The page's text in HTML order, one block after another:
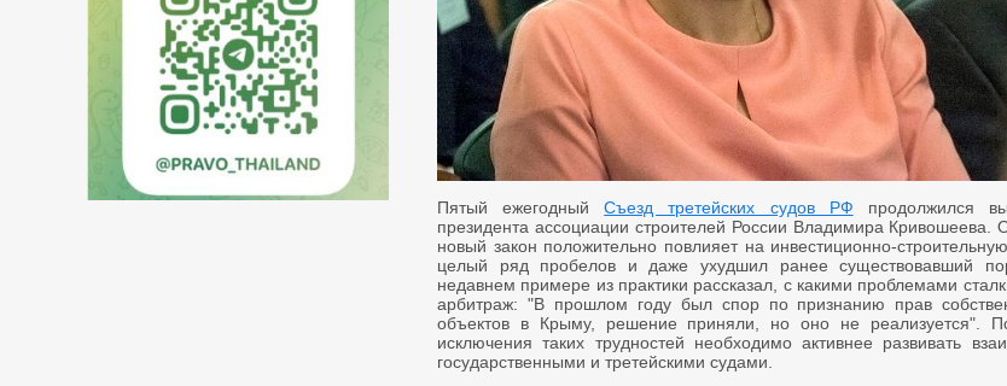
Пятый ежегодныйСъезд третейских судов РФ продолжился
президента ассоциации строителей России Владимира Кривошеева.
новый закон положительно повлияет на инвестиционно-
целый ряд пробелов и даже ухудшил ранее существовавший
недавнем примере из практики рассказал, с какими проблемами
арбитраж: "В прошлом году был спор по признанию прав
объектов в Крыму, решение приняли, но оно не реализуется".
исключения таких трудностей необходимо активнее развивать
государственными и третейскими судами.